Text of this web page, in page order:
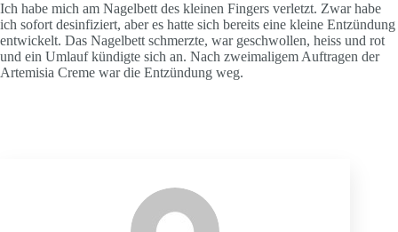
Ich habe mich am Nagelbett des kleinen Fingers verletzt. Zwar habe
ich sofort desinfiziert, aber es hatte sich bereits eine kleine Entzündung
entwickelt. Das Nagelbett schmerzte, war geschwollen, heiss und rot
und ein Umlauf kündigte sich an. Nach zweimaligem Auftragen der
Artemisia Creme war die Entzündung weg.